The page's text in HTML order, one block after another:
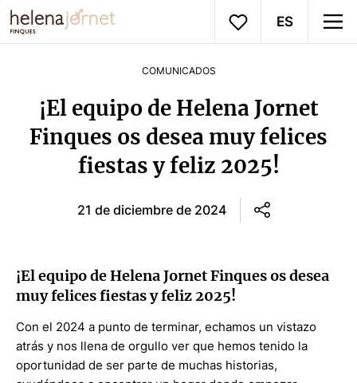
ES
COMUNICADOS
¡El equipo de Helena Jornet
Finques os desea muy felices
fiestas y feliz 2025!
21 de diciembre de 2024
¡El equipo de Helena Jornet Finques os desea
muy felices fiestas y feliz 2025!
Con el 2024 a punto de terminar, echamos un vistazo
atrás y nos llena de orgullo ver que hemos tenido la
oportunidad de ser parte de muchas historias,